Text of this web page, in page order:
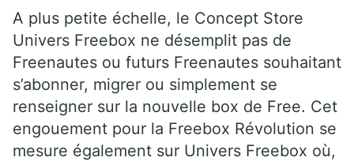
A plus petite échelle, le Concept Store
Univers Freebox ne désemplit pas de
Freenautes ou futurs Freenautes souhaitant
s’abonner, migrer ou simplement se
renseigner sur la nouvelle box de Free. Cet
engouement pour la Freebox Révolution se
mesure également sur Univers Freebox où,